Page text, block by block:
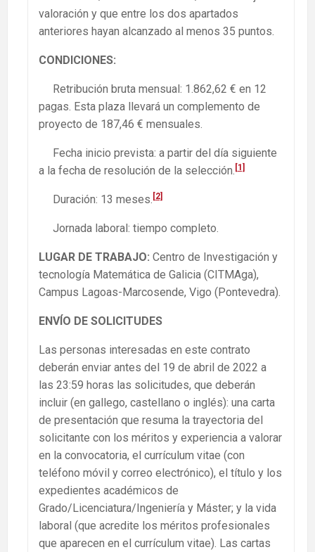
valoración y que entre los dos apartados
anteriores hayan alcanzado al menos 35 puntos.
CONDICIONES:
Retribución bruta mensual: 1.862,62 € en 12
pagas. Esta plaza llevará un complemento de
proyecto de 187,46 € mensuales.
Fecha inicio prevista: a partir del día siguiente
a la fecha de resolución de la selección. [1]
Duración: 13 meses. [2]
Jornada laboral: tiempo completo.
LUGAR DE TRABAJO: Centro de Investigación y
tecnología Matemática de Galicia (CITMAga),
Campus Lagoas-Marcosende, Vigo (Pontevedra).
ENVÍO DE SOLICITUDES
Las personas interesadas en este contrato
deberán enviar antes del 19 de abril de 2022 a
las 23:59 horas las solicitudes, que deberán
incluir (en gallego, castellano o inglés): una carta
de presentación que resuma la trayectoria del
solicitante con los méritos y experiencia a valorar
en la convocatoria, el currículum vitae (con
teléfono móvil y correo electrónico), el título y los
expedientes académicos de
Grado/Licenciatura/Ingeniería y Máster; y la vida
laboral (que acredite los méritos profesionales
que aparecen en el currículum vitae). Las cartas